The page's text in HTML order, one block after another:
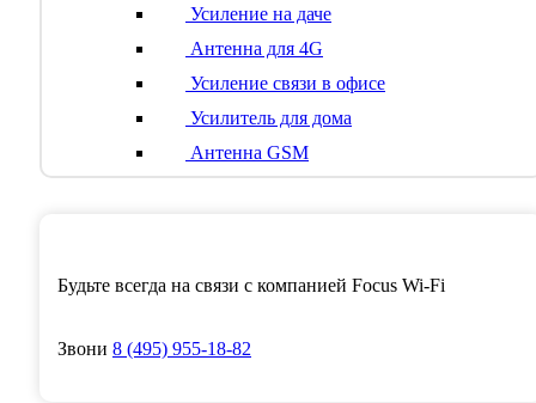
Усиление на даче
Антенна для 4G
Усиление связи в офисе
Усилитель для дома
Антенна GSM
Будьте всегда на связи с компанией Focus Wi-Fi
Звони 8 (495) 955-18-82